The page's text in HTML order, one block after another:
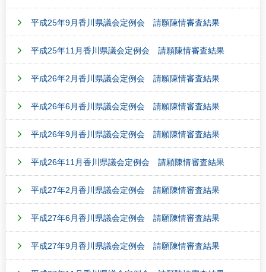
平成25年9月香川県議会定例会 請願陳情審査結果
平成25年11月香川県議会定例会 請願陳情審査結果
平成26年2月香川県議会定例会 請願陳情審査結果
平成26年6月香川県議会定例会 請願陳情審査結果
平成26年9月香川県議会定例会 請願陳情審査結果
平成26年11月香川県議会定例会 請願陳情審査結果
平成27年2月香川県議会定例会 請願陳情審査結果
平成27年6月香川県議会定例会 請願陳情審査結果
平成27年9月香川県議会定例会 請願陳情審査結果